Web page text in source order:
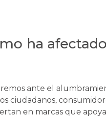
ha afectado
ante el
ciudadanos,
en marcas que